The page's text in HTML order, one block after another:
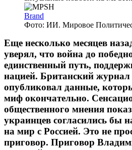
Brand
Фото: ИИ. Мировое
Еще несколько месяцев
уверял, что война до
единственный путь,
нацией. Британский журнал
опубликовал данные,
миф окончательно.
общественного мнения
украинцев согласились бы
на мир с Россией. Это не
приговор. Приговор